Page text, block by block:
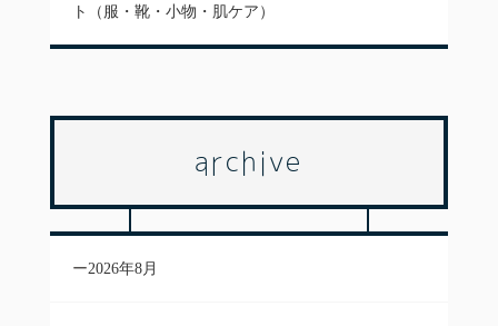
ト（服・靴・小物・肌ケア）
archive
2026年8月